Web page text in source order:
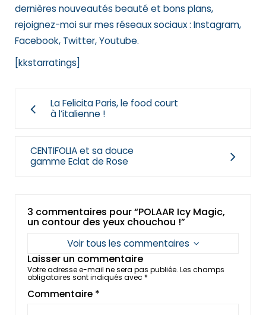
dernières nouveautés beauté et bons plans,
rejoignez-moi sur mes réseaux sociaux : Instagram,
Facebook, Twitter, Youtube.
[kkstarratings]
La Felicita Paris, le food court
à l’italienne !
CENTIFOLIA et sa douce
gamme Eclat de Rose
3 commentaires pour “POLAAR Icy Magic,
un contour des yeux chouchou !”
Voir tous les commentaires
Laisser un commentaire
Votre adresse e-mail ne sera pas publiée. Les champs
obligatoires sont indiqués avec *
Commentaire *